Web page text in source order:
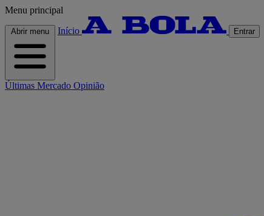
Menu principal
Abrir menu Início Entrar
Últimas Mercado Opinião